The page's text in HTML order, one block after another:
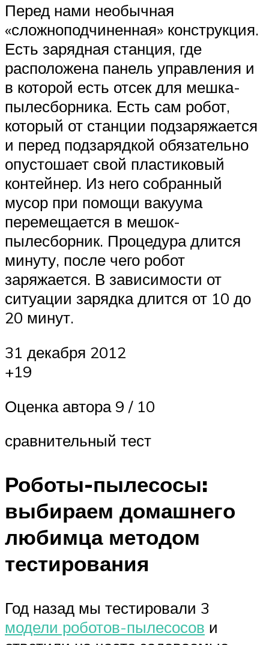
Перед нами необычная
«сложноподчиненная» конструкция.
Есть зарядная станция, где
расположена панель управления и
в которой есть отсек для мешка-
пылесборника. Есть сам робот,
который от станции подзаряжается
и перед подзарядкой обязательно
опустошает свой пластиковый
контейнер. Из него собранный
мусор при помощи вакуума
перемещается в мешок-
пылесборник. Процедура длится
минуту, после чего робот
заряжается. В зависимости от
ситуации зарядка длится от 10 до
20 минут.
31 декабря 2012
+19
Оценка автора 9 / 10
сравнительный тест
Роботы-пылесосы:
выбираем домашнего
любимца методом
тестирования
Год назад мы тестировали 3
модели роботов-пылесосов и